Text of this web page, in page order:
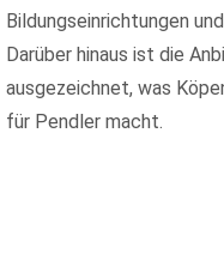
Bildungseinrichtungen
Darüber hinaus ist die
ausgezeichnet, was
für Pendler macht.